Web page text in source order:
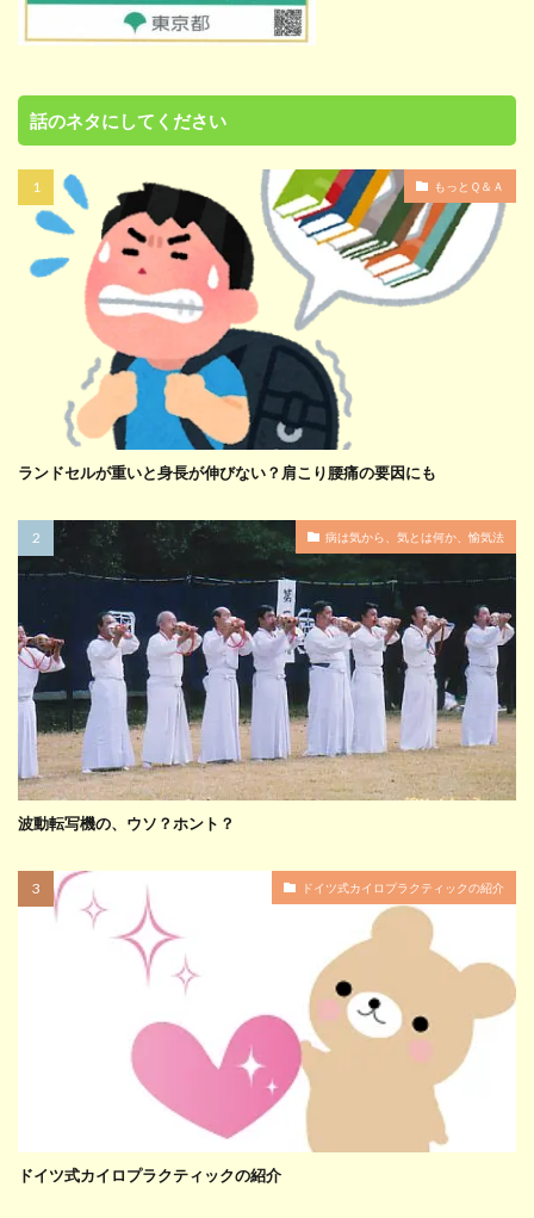
話のネタにしてください
もっとＱ＆Ａ
ランドセルが重いと身長が伸びない？肩こり腰痛の要因にも
病は気から、気とは何か、愉気法
波動転写機の、ウソ？ホント？
ドイツ式カイロプラクティックの紹介
ドイツ式カイロプラクティックの紹介